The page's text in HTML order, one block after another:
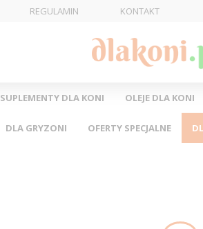
REGULAMIN KONTAKT
SUPLEMENTY DLA KONI OLEJE DLA KONI
DLA GRYZONI OFERTY SPECJALNE